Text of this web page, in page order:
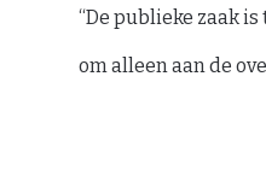
“De publieke zaak
om alleen aan de